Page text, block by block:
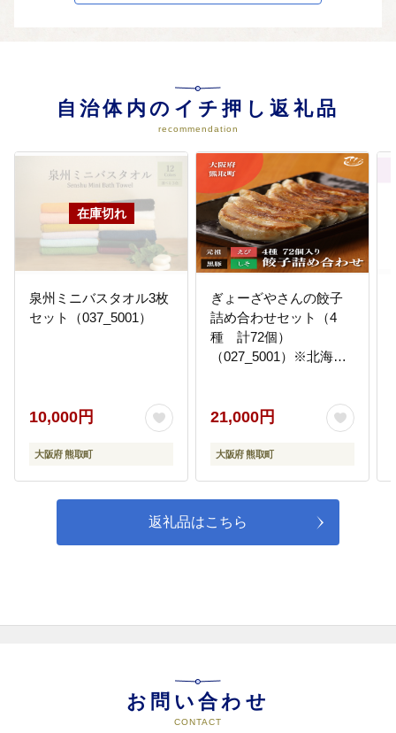
（５）産業振興・地域活性化の促
進に関する事業
産業振興・地域活性化の促進に関
（６）自然環境の保全又は脱炭素
社会の実現に関する事業
自然環境の保全又は脱炭素社会の
実現に関する事業
自治体内のイチ押し返礼品
recommendation
泉州ミニバスタオル3枚
セット（037_5001）
10,000円
大阪府 熊取町
ぎょーざやさんの餃子
詰め合わせセット（4
種 計72個）
（027_5001）※北海
21,000円
大阪府 熊取町
返礼品はこちら
お問い合わせ
CONTACT